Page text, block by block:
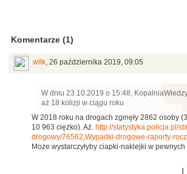
Komentarze (1)
wilk, 26 października 2019, 09:05
W dniu 23.10.2019 o 15:48,
aż 18 kolizji w ciągu roku
W 2018 roku na drogach zginęły 2862 osoby
10 963 ciężko). Aż. http://statystyka.policja.pl/
drogowy/76562,Wypadki-drogowe-raporty-
Może wystarczyłyby ciapki-naklejki w